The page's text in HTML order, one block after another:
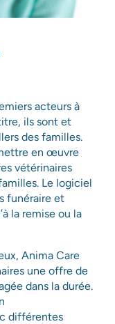
acteurs à
ils sont et
des familles.
en œuvre
vétérinaires
Le logiciel
funéraire et
la remise ou la
Anima Care
une offre de
dans la durée.
différentes